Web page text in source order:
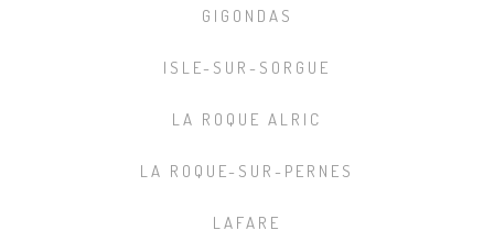
GIGONDAS
ISLE-SUR-SORGUE
LA ROQUE ALRIC
LA ROQUE-SUR-PERNES
LAFARE